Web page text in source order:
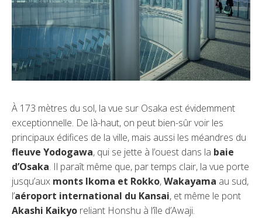
À 173 mètres du sol, la vue sur Osaka est évidemment
exceptionnelle. De là-haut, on peut bien-sûr voir les
principaux édifices de la ville, mais aussi les méandres du
fleuve Yodogawa, qui se jette à l’ouest dans la baie
d’Osaka. Il paraît même que, par temps clair, la vue porte
jusqu’aux monts Ikoma et Rokko,Wakayama au sud,
l’aéroport international du Kansai, et même le pont
Akashi Kaikyo reliant Honshu à l’île d’Awaji.